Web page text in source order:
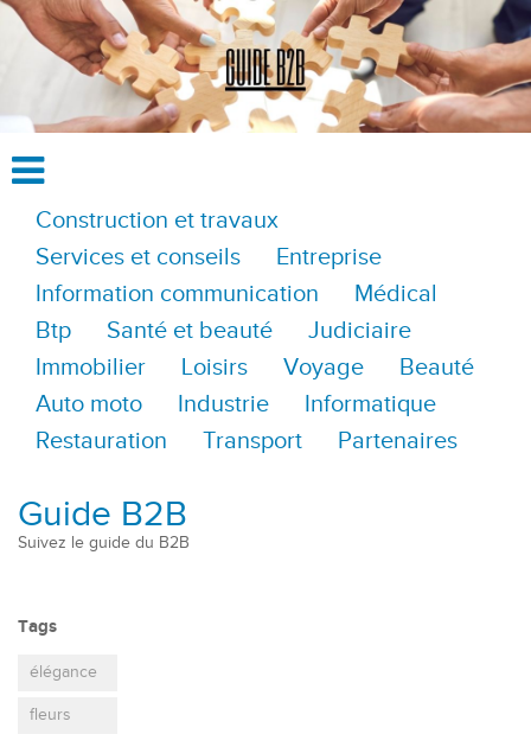
Construction et travaux
Services et conseils
Entreprise
Information communication
Médical
Btp
Santé et beauté
Judiciaire
Immobilier
Loisirs Voyage
Beauté
Auto moto
Industrie
Informatique
Restauration
Transport Partenaires
Guide B2B
Suivez le guide du B2B
Tags
élégance
fleurs